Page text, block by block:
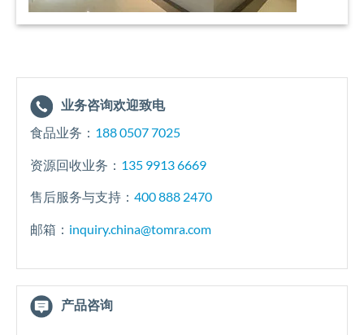
业务咨询欢迎致电
食品业务： 188 0507 7025
资源回收业务： 135 9913 6669
售后服务与支持： 400 888 2470
邮箱： inquiry.china@tomra.com
产品咨询